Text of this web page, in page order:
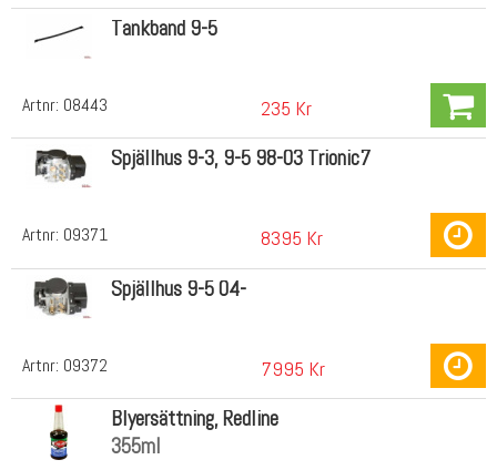
Artnr: 08443
Tankband 9-5
235 Kr
Artnr: 09371
Spjällhus 9-3, 9-5 98-03 Trionic7
8395 Kr
Artnr: 09372
Spjällhus 9-5 04-
7995 Kr
Blyersättning, Redline
355ml